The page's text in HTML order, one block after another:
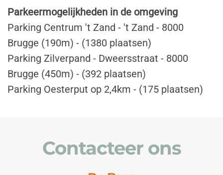
Parkeermogelijkheden in de omgeving
Parking Centrum 't Zand - 't Zand - 8000
Brugge (190m) - (1380 plaatsen)
Parking Zilverpand - Dweersstraat - 8000
Brugge (450m) - (392 plaatsen)
Parking Oesterput op 2,4km - (175 plaatsen)
Contacteer ons